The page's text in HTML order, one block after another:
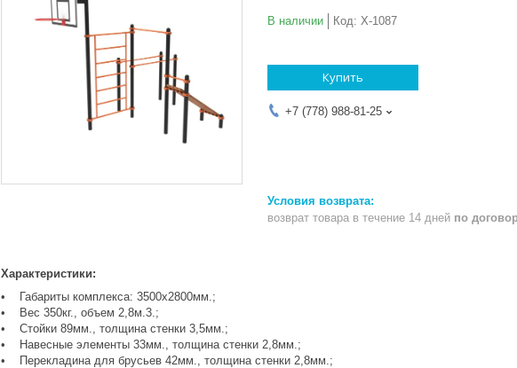
В наличии Код: Х-1087
Купить
+7 (778) 988-81-25
возврат товара в течение 14 дней по
Характеристики:
• Габариты комплекса: 3500х2800мм.;
• Вес 350кг., объем 2,8м.3.;
• Стойки 89мм., толщина стенки 3,5мм.;
• Навесные элементы 33мм., толщина стенки 2,8мм.;
• Перекладина для брусьев 42мм., толщина стенки 2,8мм.;